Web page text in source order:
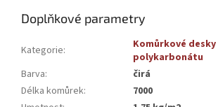
Doplňkové parametry
Kategorie:
Komůrkové desky
polykarbonátu
Barva:
čirá
Délka komůrek:
7000